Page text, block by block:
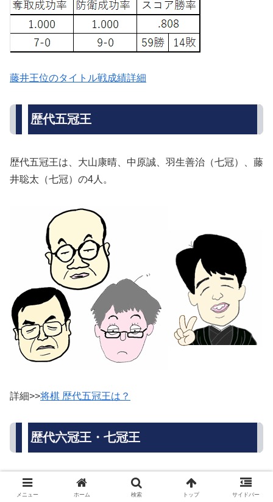
藤井王位のタイトル戦成績詳細
歴代五冠王
歴代五冠王は、大山康晴、中原誠、羽生善治（七冠）、藤
井聡太（七冠）の4人。
詳細>>将棋 歴代五冠王は？
歴代六冠王・七冠王
歴代六冠王・七冠王は、羽生善治、藤井聡太の2人のみ。
メニュー ホーム 検索 トップ サイドバー